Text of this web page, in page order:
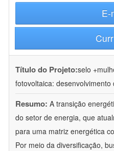
E-
Título do Projeto:selo
fotovoltaica:
Resumo: A transição
do setor de energia, que
para uma matriz energética
Por meio da diversificação,